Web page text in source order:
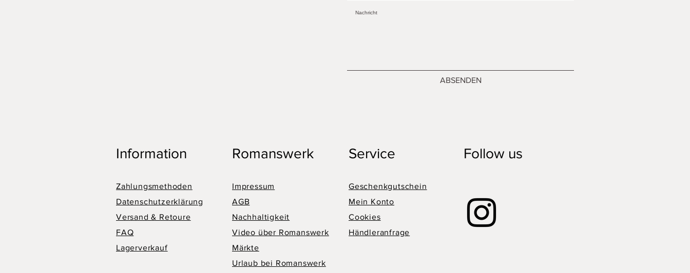
ABSENDEN
Information
Zahlungsmethoden
Datenschutzerklärung
Versand & Retoure
FAQ
Lagerverkauf
Romanswerk
Impressum
AGB
Nachhaltigkeit
Video über Romanswerk
Märkte
Urlaub bei Romanswerk
Service
Geschenkgutschein
Mein Konto
Cookies
Händleranfrage
Follow us